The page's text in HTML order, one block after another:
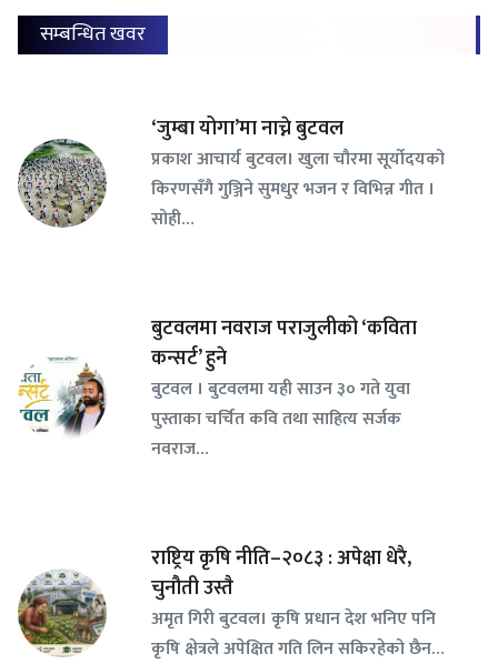
सम्बन्धित खवर
‘जुम्बा योगा’मा नाच्ने बुटवल
प्रकाश आचार्य बुटवल। खुला चौरमा सूर्योदयको
किरणसँगै गुञ्जिने सुमधुर भजन र विभिन्न गीत ।
सोही…
बुटवलमा नवराज पराजुलीको ‘कविता
कन्सर्ट’ हुने
बुटवल । बुटवलमा यही साउन ३० गते युवा
पुस्ताका चर्चित कवि तथा साहित्य सर्जक
नवराज…
राष्ट्रिय कृषि नीति–२०८३ : अपेक्षा धेरै,
चुनौती उस्तै
अमृत गिरी बुटवल। कृषि प्रधान देश भनिए पनि
कृषि क्षेत्रले अपेक्षित गति लिन सकिरहेको छैन…